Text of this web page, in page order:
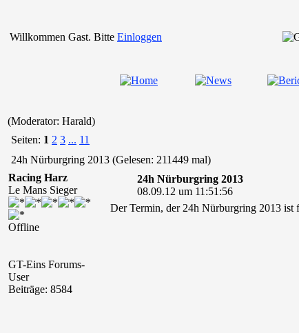
Willkommen Gast. Bitte Einloggen
(Moderator: Harald)
Seiten: 1 2 3 ... 11
24h Nürburgring 2013 (Gelesen: 211449 mal)
Racing Harz
Le Mans Sieger
Offline
GT-Eins Forums-
User
Beiträge: 8584
24h Nürburgring 2013
08.09.12 um 11:51:56
Der Termin, der 24h Nürburgring 2013 ist